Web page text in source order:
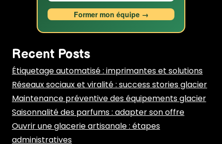
Former mon équipe →
Recent Posts
Étiquetage automatisé : imprimantes et solutions
Réseaux sociaux et viralité : success stories glacier
Maintenance préventive des équipements glacier
Saisonnalité des parfums : adapter son offre
Ouvrir une glacerie artisanale : étapes
administratives